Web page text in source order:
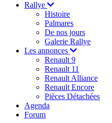
Rallye
Histoire
Palmares
De nos jours
Galerie Rallye
Les annonces
Renault 9
Renault 11
Renault Alliance
Renault Encore
Pièces Détachées
Agenda
Forum